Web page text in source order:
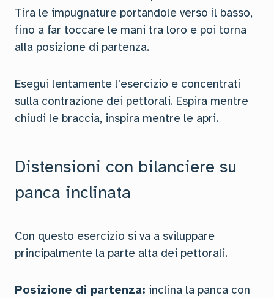
Tira le impugnature portandole verso il basso,
fino a far toccare le mani tra loro e poi torna
alla posizione di partenza.
Esegui lentamente l'esercizio e concentrati
sulla contrazione dei pettorali. Espira mentre
chiudi le braccia, inspira mentre le apri.
Distensioni con bilanciere su
panca inclinata
Con questo esercizio si va a sviluppare
principalmente la parte alta dei pettorali.
Posizione di partenza: inclina la panca con